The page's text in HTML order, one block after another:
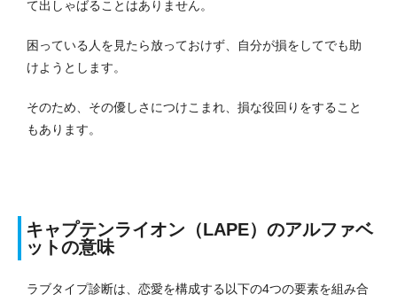
て出しゃばることはありません。
困っている人を見たら放っておけず、自分が損をしてでも助
けようとします。
そのため、その優しさにつけこまれ、損な役回りをすること
もあります。
キャプテンライオン（LAPE）のアルファベ
ットの意味
ラブタイプ診断は、恋愛を構成する以下の4つの要素を組み合